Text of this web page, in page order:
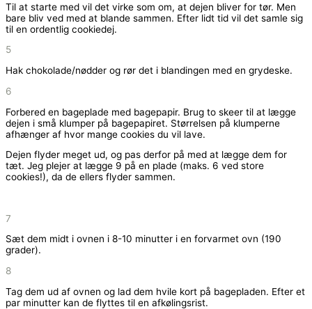
Til at starte med vil det virke som om, at dejen bliver for tør. Men
bare bliv ved med at blande sammen. Efter lidt tid vil det samle sig
til en ordentlig cookiedej.
5
Hak chokolade/nødder og rør det i blandingen med en grydeske.
6
Forbered en bageplade med bagepapir. Brug to skeer til at lægge
dejen i små klumper på bagepapiret. Størrelsen på klumperne
afhænger af hvor mange cookies du vil lave.
Dejen flyder meget ud, og pas derfor på med at lægge dem for
tæt. Jeg plejer at lægge 9 på en plade (maks. 6 ved store
cookies!), da de ellers flyder sammen.
7
Sæt dem midt i ovnen i 8-10 minutter i en forvarmet ovn (190
grader).
8
Tag dem ud af ovnen og lad dem hvile kort på bagepladen. Efter et
par minutter kan de flyttes til en afkølingsrist.